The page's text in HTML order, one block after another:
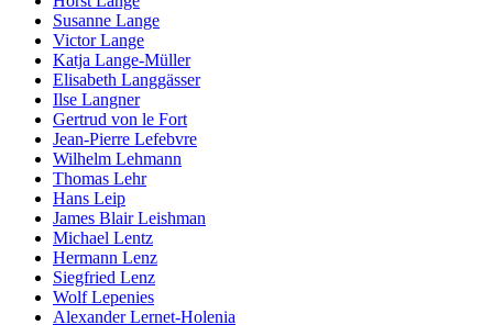
Susanne Lange
Victor Lange
Katja Lange-Müller
Elisabeth Langgässer
Ilse Langner
Gertrud von le Fort
Jean-Pierre Lefebvre
Wilhelm Lehmann
Thomas Lehr
Hans Leip
James Blair Leishman
Michael Lentz
Hermann Lenz
Siegfried Lenz
Wolf Lepenies
Alexander Lernet-Holenia